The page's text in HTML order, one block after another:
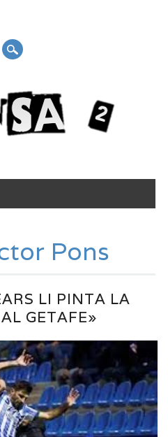
Pons
LI PINTA LA
GETAFE»